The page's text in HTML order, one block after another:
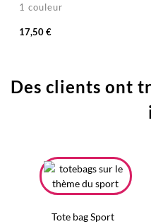
1 couleur
17,50 €
Des clients ont
Tote bag Sport